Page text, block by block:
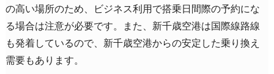
の高い場所のため、ビジネス利用で搭乗日間際の予約にな
る場合は注意が必要です。また、新千歳空港は国際線路線
も発着しているので、新千歳空港からの安定した乗り換え
需要もあります。